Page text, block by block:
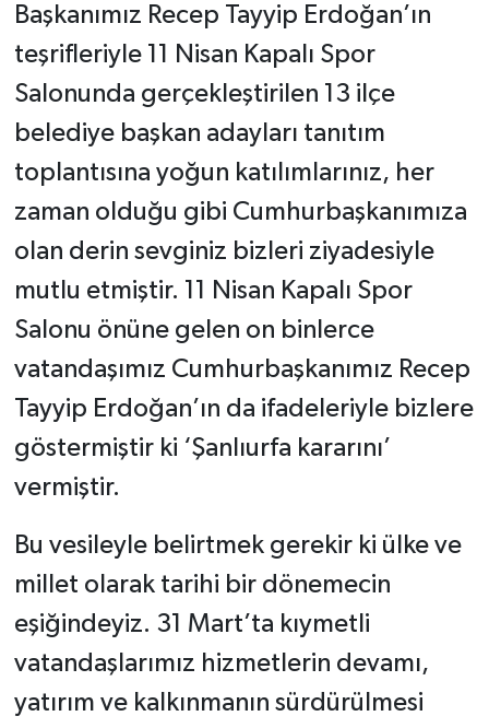
Başkanımız Recep Tayyip Erdoğan’ın
teşrifleriyle 11 Nisan Kapalı Spor
Salonunda gerçekleştirilen 13 ilçe
belediye başkan adayları tanıtım
toplantısına yoğun katılımlarınız, her
zaman olduğu gibi Cumhurbaşkanımıza
olan derin sevginiz bizleri ziyadesiyle
mutlu etmiştir. 11 Nisan Kapalı Spor
Salonu önüne gelen on binlerce
vatandaşımız Cumhurbaşkanımız Recep
Tayyip Erdoğan’ın da ifadeleriyle bizlere
göstermiştir ki ‘Şanlıurfa kararını’
vermiştir.
Bu vesileyle belirtmek gerekir ki ülke ve
millet olarak tarihi bir dönemecin
eşiğindeyiz. 31 Mart’ta kıymetli
vatandaşlarımız hizmetlerin devamı,
yatırım ve kalkınmanın sürdürülmesi